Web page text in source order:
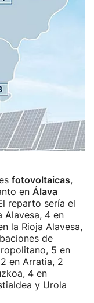
fotovoltaicas,
en Álava
reparto sería el
Alavesa, 4 en
la Rioja Alavesa,
de
5 en
en Arratia, 2
4 en
y Urola